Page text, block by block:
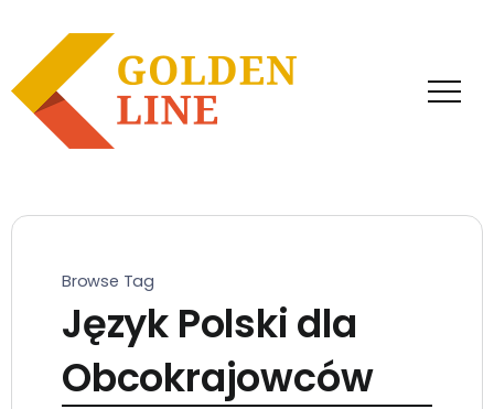
Browse Tag
Język Polski dla
Obcokrajowców